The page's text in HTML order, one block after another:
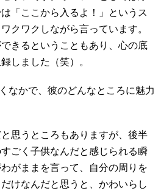
「ここから入るよ！」というス
クワクしながら言っています。
きるということもあり、心の底
しました（笑）。
なかで、彼のどんなところに魅力
思うところもありますが、後半
ごく子供なんだと感じられる瞬
がままを言って、自分の周りを
けなんだと思うと、かわいらし